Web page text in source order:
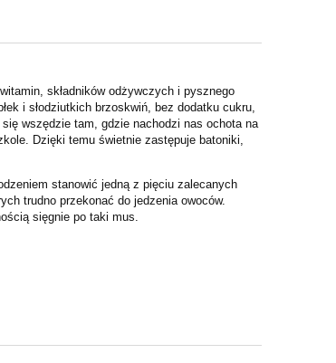
składników odżywczych i pysznego
i słodziutkich brzoskwiń, bez dodatku cukru,
wszędzie tam, gdzie nachodzi nas ochota na
Dzięki temu świetnie zastępuje batoniki,
stanowić jedną z pięciu zalecanych
trudno przekonać do jedzenia owoców.
sięgnie po taki mus.